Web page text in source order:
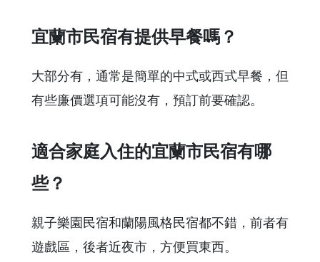
宜蘭市民宿有提供早餐嗎？
大部分有，通常是簡單的中式或西式早餐，但
有些廉價選項可能沒有，預訂前要確認。
適合家庭入住的宜蘭市民宿有哪
些？
親子樂園民宿和蘭陽風格民宿都不錯，前者有
遊戲區，後者近夜市，方便買東西。